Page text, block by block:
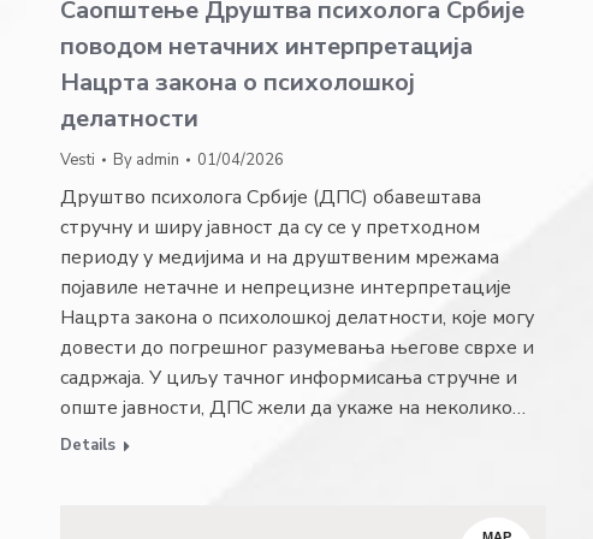
Саопштење Друштва психолога Србије
поводом нетачних интерпретација
Нацрта закона о психолошкој
делатности
Vesti By admin 01/04/2026
Друштво психолога Србије (ДПС) обавештава
стручну и ширу јавност да су се у претходном
периоду у медијима и на друштвеним мрежама
појавиле нетачне и непрецизне интерпретације
Нацрта закона о психолошкој делатности, које могу
довести до погрешног разумевања његове сврхе и
садржаја. У циљу тачног информисања стручне и
опште јавности, ДПС жели да укаже на неколико…
Details
МАР